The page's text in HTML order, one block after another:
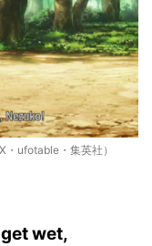
・ufotable・集英社）
wet,